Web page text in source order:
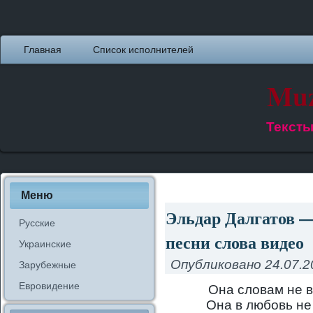
Главная Список исполнителей
Меню
Русские
Украинские
Зарубежные
Евровидение
Эльдар Далгатов
песни слова видео
Опубликовано
Она словам не
Она в любовь